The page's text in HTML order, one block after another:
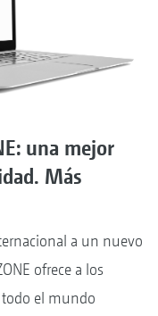
una mejor
Más
a un nuevo
ofrece a los
todo el mundo